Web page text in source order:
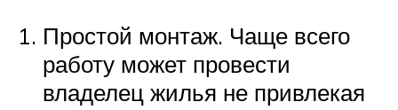
Простой монтаж. Чаще всего
работу может провести
владелец жилья не привлекая